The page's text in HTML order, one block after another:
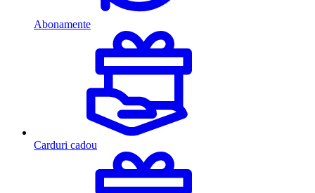
Abonamente
Carduri cadou